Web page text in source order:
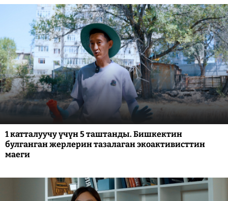
1 катталуучу үчүн 5 таштанды. Бишкектин
булганган жерлерин тазалаган экоактивисттин
маеги